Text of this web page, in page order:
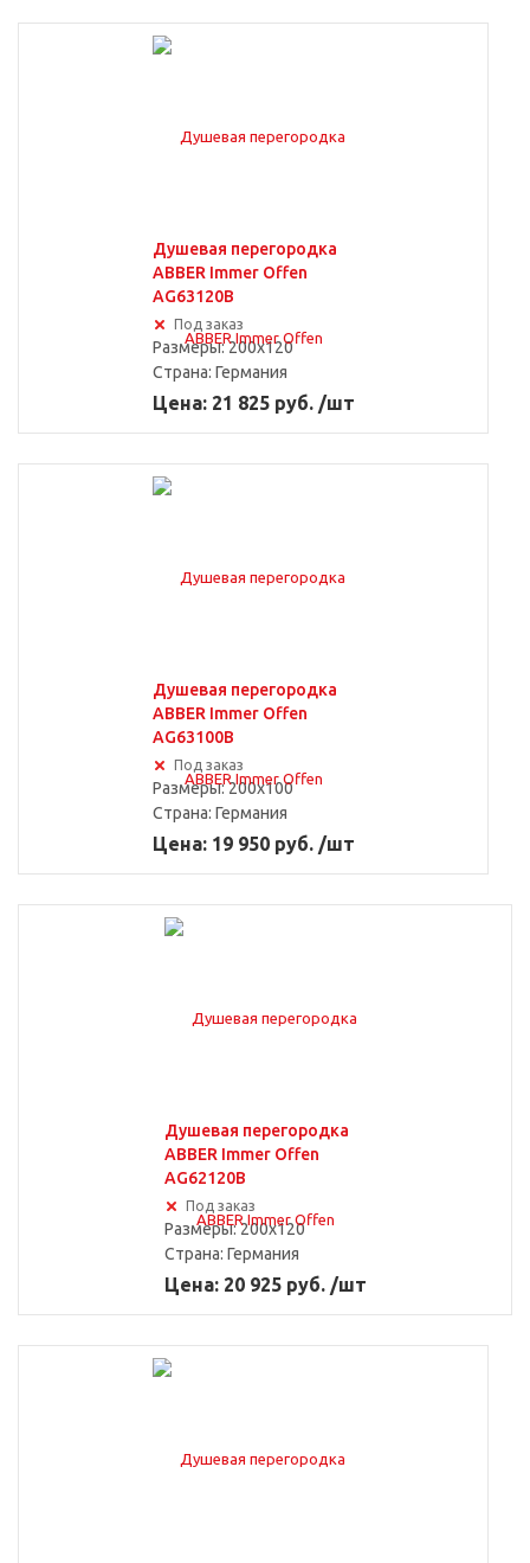
Накопительные
Для душа
Подвесные
Уголки 90x90 см Ширина от 50 до 60 см
Кабины 90x90 см
Душевая перегородка
ABBER Immer Offen
AG63120B
Под заказ
Размеры: 200x120
Страна: Германия
Цена: 21 825 руб. /шт
Душевая перегородка
ABBER Immer Offen
AG63100B
Под заказ
Размеры: 200x100
Страна: Германия
Цена: 19 950 руб. /шт
Душевая перегородка
ABBER Immer Offen
AG62120B
Под заказ
Размеры: 200x120
Страна: Германия
Цена: 20 925 руб. /шт